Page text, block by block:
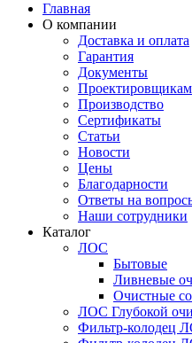
Главная
О компании
Доставка и оплата
Гарантия
Документы
Проектировщикам
Производство
Сертификаты
Статьи
Новости
Цены
Благодарности
Ответы на
Наши сотрудники
Каталог
ЛОС
Бытовые
Ливневые
Очистные
ЛОС Глубокой
Фильтр-колодец